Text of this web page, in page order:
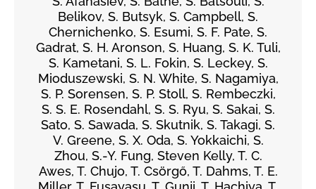
Belikov, S. Butsyk, S. Campbell, S.
Chernichenko, S. Esumi, S. F. Pate, S.
Gadrat, S. H. Aronson, S. Huang, S. K. Tuli,
S. Kametani, S. L. Fokin, S. Leckey, S.
Mioduszewski, S. N. White, S. Nagamiya,
S. P. Sorensen, S. P. Stoll, S. Rembeczki,
S. S. E. Rosendahl, S. S. Ryu, S. Sakai, S.
Sato, S. Sawada, S. Skutnik, S. Takagi, S.
V. Greene, S. X. Oda, S. Yokkaichi, S.
Zhou, S.-Y. Fung, Steven Kelly, T. C.
Awes, T. Chujo, T. Csörgő, T. Dahms, T. E.